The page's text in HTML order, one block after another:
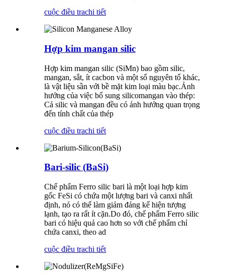
cuộc điều trachi tiết
Hợp kim mangan silic
Hợp kim mangan silic (SiMn) bao gồm silic,
mangan, sắt, ít cacbon và một số nguyên tố khác,
là vật liệu sần với bề mặt kim loại màu bạc.Ảnh
hưởng của việc bổ sung silicomangan vào thép:
Cả silic và mangan đều có ảnh hưởng quan trọng
đến tính chất của thép
cuộc điều trachi tiết
Bari-silic (BaSi)
Chế phẩm Ferro silic bari là một loại hợp kim
gốc FeSi có chứa một lượng bari và canxi nhất
định, nó có thể làm giảm đáng kể hiện tượng
lạnh, tạo ra rất ít cặn.Do đó, chế phẩm Ferro silic
bari có hiệu quả cao hơn so với chế phẩm chỉ
chứa canxi, theo ad
cuộc điều trachi tiết